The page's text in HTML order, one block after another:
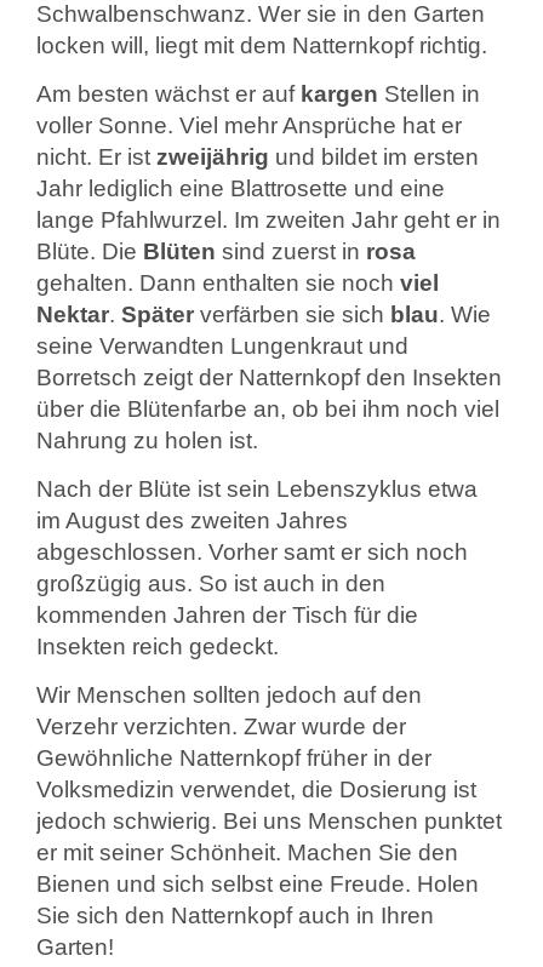
Schwalbenschwanz. Wer sie in den Garten
locken will, liegt mit dem Natternkopf richtig.
Am besten wächst er auf kargen Stellen in
voller Sonne. Viel mehr Ansprüche hat er
nicht. Er ist zweijährig und bildet im ersten
Jahr lediglich eine Blattrosette und eine
lange Pfahlwurzel. Im zweiten Jahr geht er in
Blüte. Die Blüten sind zuerst in rosa
gehalten. Dann enthalten sie noch viel
Nektar. Später verfärben sie sich blau. Wie
seine Verwandten Lungenkraut und
Borretsch zeigt der Natternkopf den Insekten
über die Blütenfarbe an, ob bei ihm noch viel
Nahrung zu holen ist.
Nach der Blüte ist sein Lebenszyklus etwa
im August des zweiten Jahres
abgeschlossen. Vorher samt er sich noch
großzügig aus. So ist auch in den
kommenden Jahren der Tisch für die
Insekten reich gedeckt.
Wir Menschen sollten jedoch auf den
Verzehr verzichten. Zwar wurde der
Gewöhnliche Natternkopf früher in der
Volksmedizin verwendet, die Dosierung ist
jedoch schwierig. Bei uns Menschen punktet
er mit seiner Schönheit. Machen Sie den
Bienen und sich selbst eine Freude. Holen
Sie sich den Natternkopf auch in Ihren
Garten!